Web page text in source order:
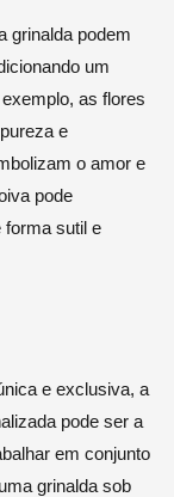
grinalda podem
um
as flores
e
o amor e
pode
sutil e
e exclusiva, a
pode ser a
em conjunto
grinalda sob